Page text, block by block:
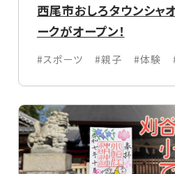
西尾市おしろタウンシャ
ークがオープン！
#スポーツ #親子 #体験